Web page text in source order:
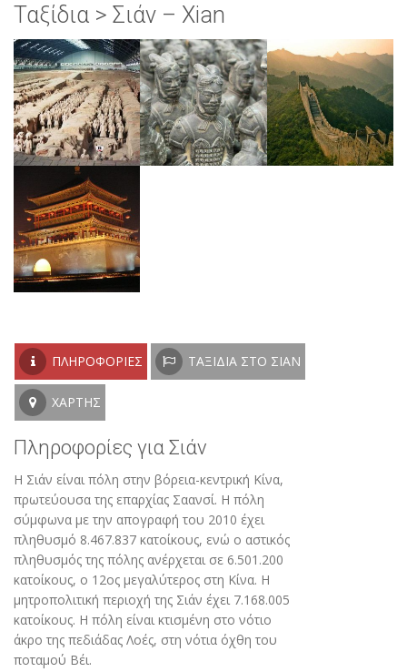
Ταξίδια > Σιάν – Xian
ΠΛΗΡΟΦΟΡΊΕΣ ΤΑΞΊΔΙΑ ΣΤΟ ΣΙΆΝ
ΧΆΡΤΗΣ
Πληροφορίες για Σιάν
Η Σιάν είναι πόλη στην βόρεια-κεντρική Κίνα,
πρωτεύουσα της επαρχίας Σαανσί. Η πόλη
σύμφωνα με την απογραφή του 2010 έχει
πληθυσμό 8.467.837 κατοίκους, ενώ ο αστικός
πληθυσμός της πόλης ανέρχεται σε 6.501.200
κατοίκους, ο 12ος μεγαλύτερος στη Κίνα. Η
μητροπολιτική περιοχή της Σιάν έχει 7.168.005
κατοίκους. Η πόλη είναι κτισμένη στο νότιο
άκρο της πεδιάδας Λοές, στη νότια όχθη του
ποταμού Βέι.